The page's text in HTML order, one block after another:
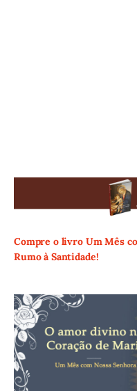
Compre o livro Um Mês
Rumo à Santidade!